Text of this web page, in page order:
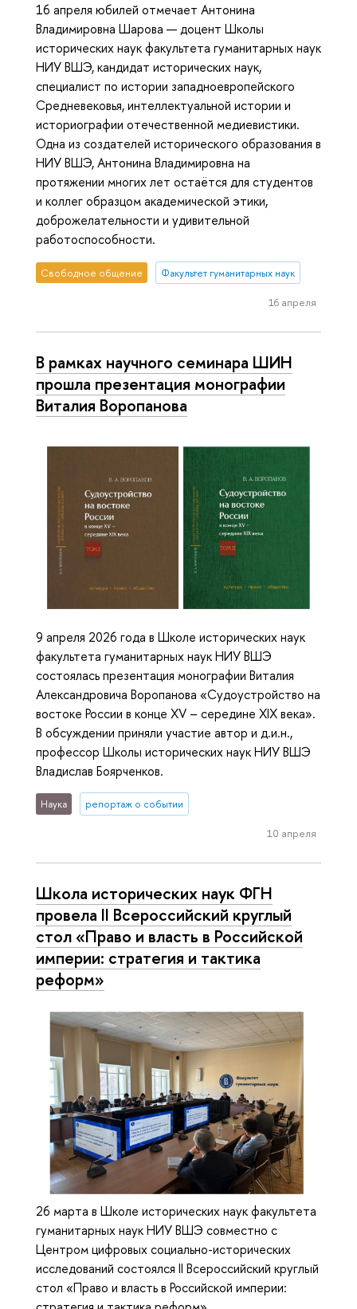
16 апреля юбилей отмечает Антонина
Владимировна Шарова — доцент Школы
исторических наук факультета гуманитарных наук
НИУ ВШЭ, кандидат исторических наук,
специалист по истории западноевропейского
Средневековья, интеллектуальной истории и
историографии отечественной медиевистики.
Одна из создателей исторического образования в
НИУ ВШЭ, Антонина Владимировна на
протяжении многих лет остаётся для студентов
и коллег образцом академической этики,
доброжелательности и удивительной
работоспособности.
Свободное общение Факультет гуманитарных наук
16 апреля
В рамках научного семинара ШИН
прошла презентация монографии
Виталия Воропанова
9 апреля 2026 года в Школе исторических наук
факультета гуманитарных наук НИУ ВШЭ
состоялась презентация монографии Виталия
Александровича Воропанова «Судоустройство на
востоке России в конце XV – середине XIX века».
В обсуждении приняли участие автор и д.и.н.,
профессор Школы исторических наук НИУ ВШЭ
Владислав Боярченков.
Наука репортаж о событии
10 апреля
Школа исторических наук ФГН
провела II Всероссийский круглый
стол «Право и власть в Российской
империи: стратегия и тактика
реформ»
26 марта в Школе исторических наук факультета
гуманитарных наук НИУ ВШЭ совместно с
Центром цифровых социально-исторических
исследований состоялся II Всероссийский круглый
стол «Право и власть в Российской империи: